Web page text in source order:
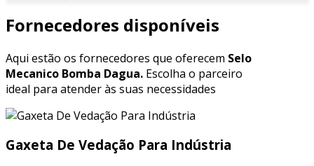
Fornecedores disponíveis
Aqui estão os fornecedores que oferecem Selo
Mecanico Bomba Dagua. Escolha o parceiro
ideal para atender às suas necessidades
Gaxeta De Vedação Para Indústria